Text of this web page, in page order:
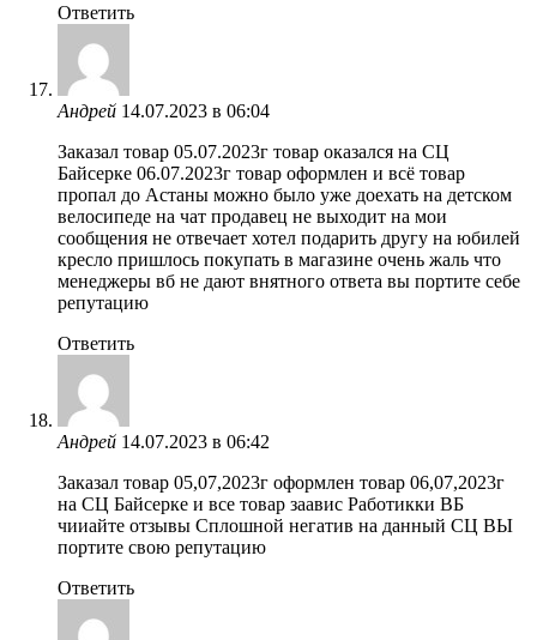
Ответить
Андрей 14.07.2023 в 06:04
Заказал товар 05.07.2023г товар оказался на СЦ
Байсерке 06.07.2023г товар оформлен и всё товар
пропал до Астаны можно было уже доехать на детском
велосипеде на чат продавец не выходит на мои
сообщения не отвечает хотел подарить другу на юбилей
кресло пришлось покупать в магазине очень жаль что
менеджеры вб не дают внятного ответа вы портите себе
репутацию
Ответить
Андрей 14.07.2023 в 06:42
Заказал товар 05,07,2023г оформлен товар 06,07,2023г
на СЦ Байсерке и все товар заавис Работикки ВБ
чииайте отзывы Сплошной негатив на данный СЦ ВЫ
портите свою репутацию
Ответить